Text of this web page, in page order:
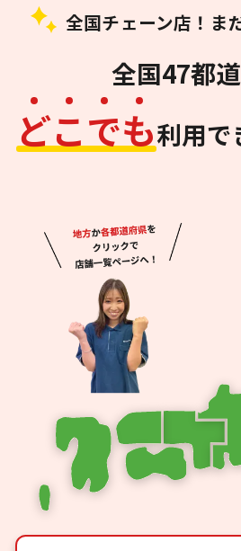
全国チェーン店！ま
全国47都
どこでも利用で